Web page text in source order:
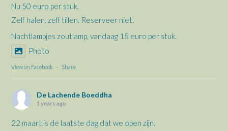
Nu 50 euro per stuk.
Zelf halen, zelf tillen. Reserveer niet.
Nachtlampjes zoutlamp, vandaag 15 euro per stuk.
Photo
View on Facebook · Share
De Lachende Boeddha
1 years ago
22 maart is de laatste dag dat we open zijn.